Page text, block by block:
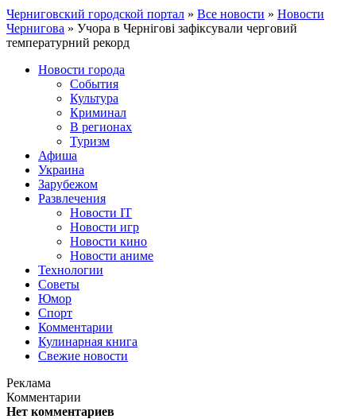
Черниговский городской портал » Все новости » Новости
Чернигова » Учора в Чернігові зафіксували черговий
температурний рекорд
Новости города
События
Культура
Криминал
В регионах
Туризм
Афиша
Украина
Зарубежом
Развлечения
Новости IT
Новости игр
Новости кино
Новости аниме
Технологии
Советы
Юмор
Спорт
Комментарии
Кулинарная книга
Свежие новости
Реклама
Комментарии
Нет комментариев